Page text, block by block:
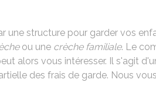
une structure pour garder vos
ou une crèche familiale. Le
alors vous intéresser. Il s'agit
des frais de garde. Nous